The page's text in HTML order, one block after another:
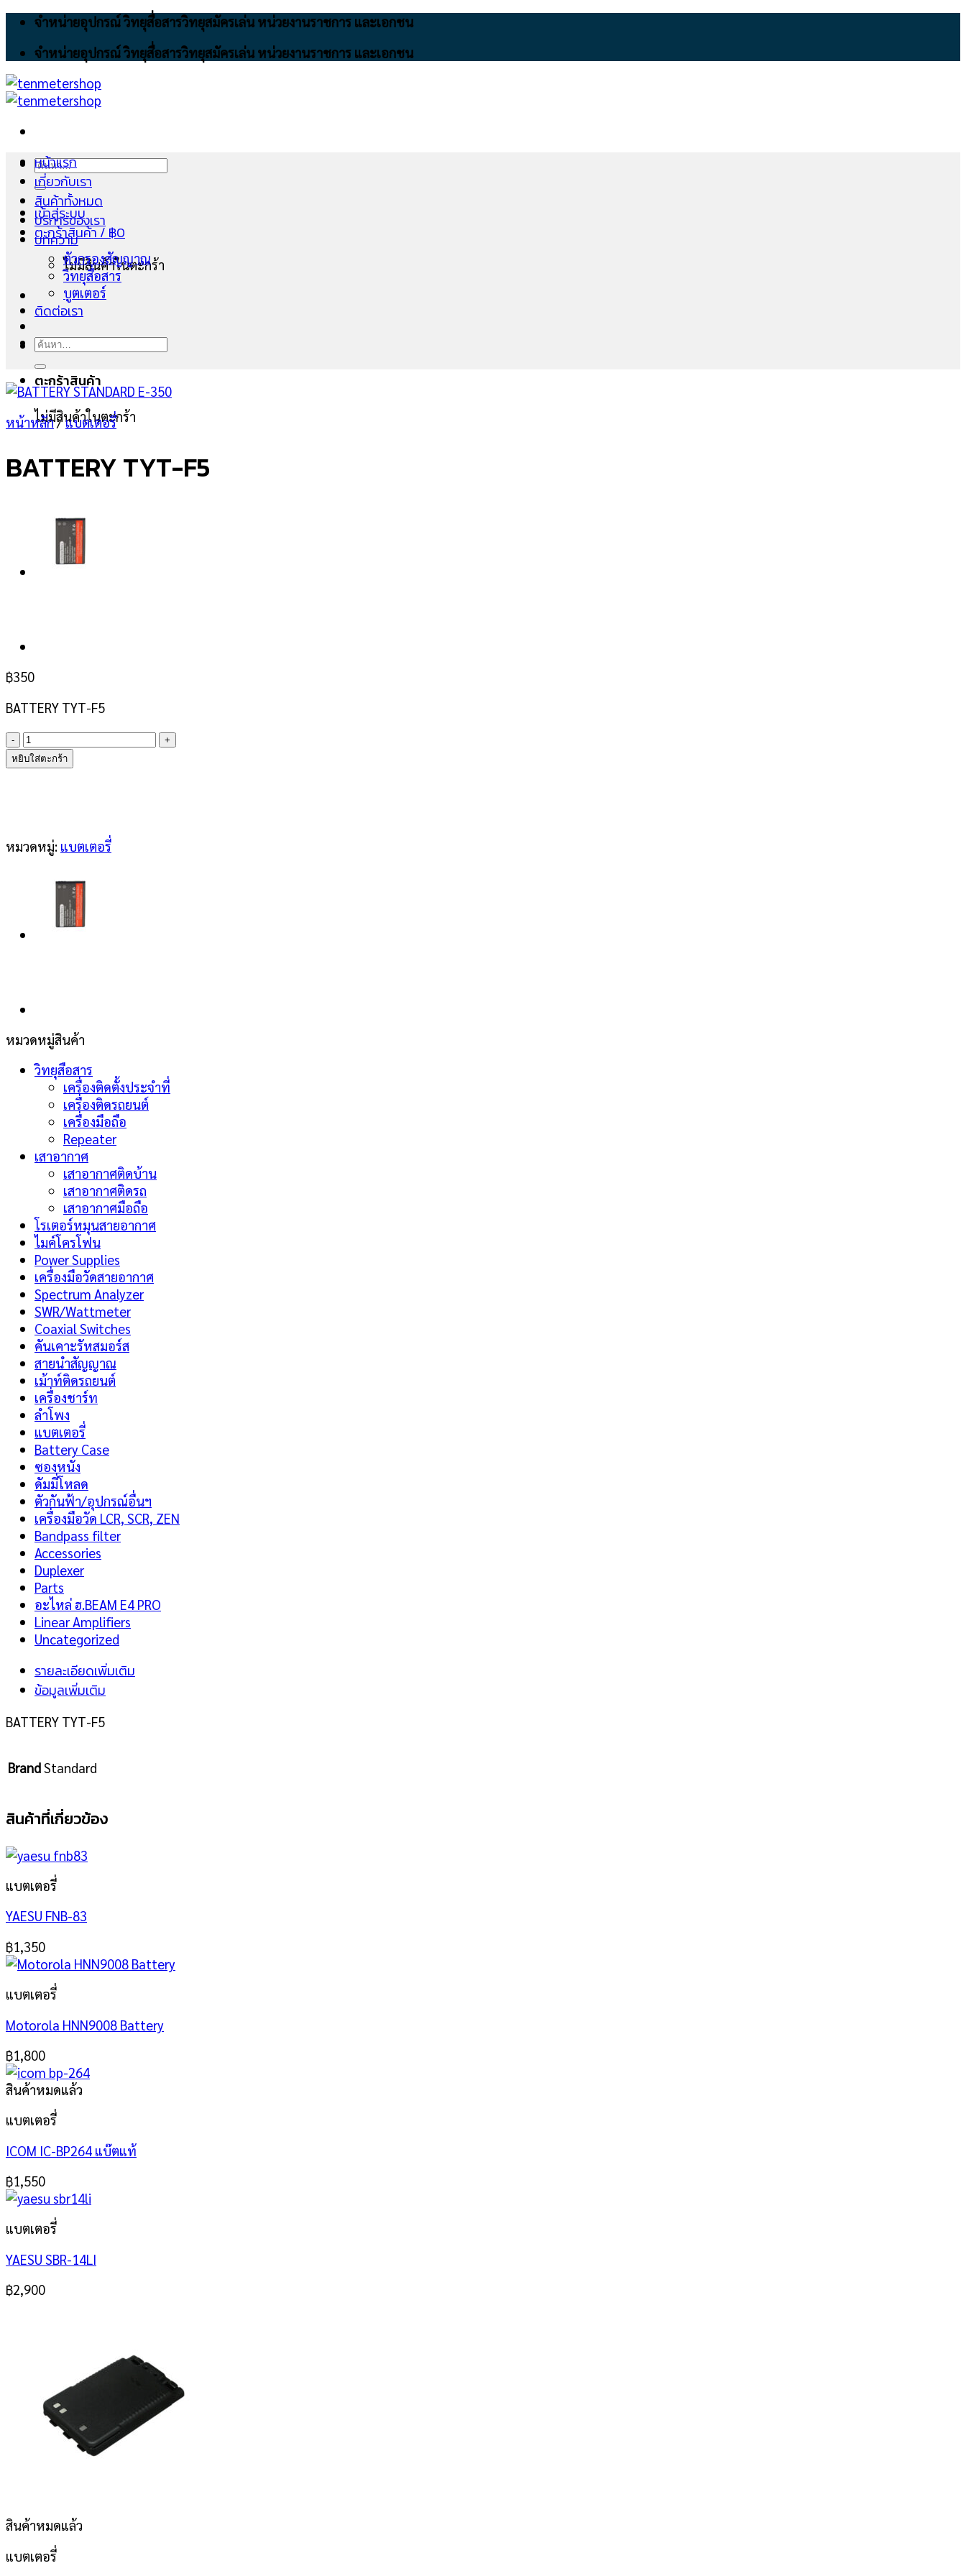
Skip
content
จำหน่ายอุปกรณ์ วิทยุสื่อสารวิทยุสมัครเล่น หน่วยงานราชการ และเอกชน
จำหน่ายอุปกรณ์ วิทยุสื่อสารวิทยุสมัครเล่น หน่วยงานราชการ และเอกชน
ค้นหา:
เข้าสู่ระบบ
ตะกร้าสินค้า /฿0
ไม่มีสินค้าในตะกร้า
ตะกร้าสินค้า
ไม่มีสินค้าในตะกร้า
หน้าแรก
เกี่ยวกับเรา
สินค้าทั้งหมด
บริการของเรา
บทความ
ตัวกรองสัญญาณ
วิทยุสื่อสาร
บูตเตอร์
ติดต่อเรา
ค้นหา:
หน้าหลัก/แบตเตอรี่
BATTERY TYT-F5
฿350
BATTERY TYT-F5
จำนวน
BATTERY
TYT-
หยิบใส่ตะกร้า
หมวดหมู่: แบตเตอรี่
หมวดหมู่สินค้า
วิทยุสือสาร
เครื่องติดตั้งประจำที่
เครื่องติดรถยนต์
เครื่องมือถือ
Repeater
เสาอากาศ
เสาอากาศติดบ้าน
เสาอากาศติดรถ
เสาอากาศมือถือ
โรเตอร์หมุนสายอากาศ
ไมค์โครโฟน
Power Supplies
เครื่องมือวัดสายอากาศ
Spectrum Analyzer
SWR/Wattmeter
Coaxial Switches
คันเคาะรัหสมอร์ส
สายนำสัญญาณ
เม้าท์ติดรถยนต์
เครื่องชาร์ท
ลำโพง
แบตเตอรี่
Battery Case
ซองหนัง
ดัมมี่โหลด
ตัวกันฟ้า/อุปกรณ์อื่นฯ
เครื่องมือวัด LCR, SCR, ZEN
Bandpass filter
Accessories
Duplexer
Parts
อะไหล่ ฮ.BEAM E4 PRO
Linear Amplifiers
Uncategorized
รายละเอียดเพิ่มเติม
ข้อมูลเพิ่มเติม
BATTERY TYT-F5
BrandStandard
สินค้าที่เกี่ยวข้อง
แบตเตอรี่
YAESU FNB-83
฿1,350
แบตเตอรี่
Motorola HNN9008 Battery
฿1,800
สินค้าหมดแล้ว
แบตเตอรี่
ICOM IC-BP264 แบ๊ตแท้
฿1,550
แบตเตอรี่
YAESU SBR-14LI
฿2,900
สินค้าหมดแล้ว
แบตเตอรี่